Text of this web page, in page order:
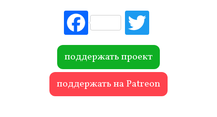
Fac
ebo
ok r
поддержать проект
поддержать на Patreon